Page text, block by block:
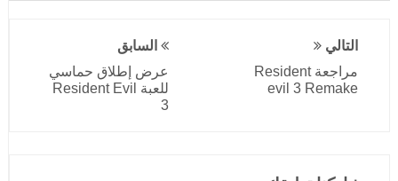
التالي
مراجعة Resident
evil 3 Remake
السابق
عرض إطلاق حماسي
للعبة Resident Evil
3